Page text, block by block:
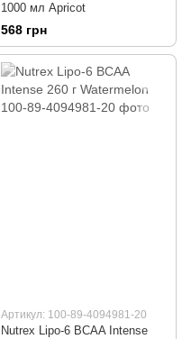
1000 мл Apricot
568 грн
Артикул: 100-89-4094981-20
Nutrex Lipo-6 BCAA Intense